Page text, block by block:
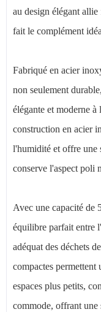
au design élégant
fait le complément
Fabriqué en acier
non seulement
élégante et moderne
construction en acier
l'humidité et offre une
conserve l'aspect poli
Avec une capacité de
équilibre parfait entre
adéquat des déchets
compactes permettent
espaces plus petits,
commode, offrant